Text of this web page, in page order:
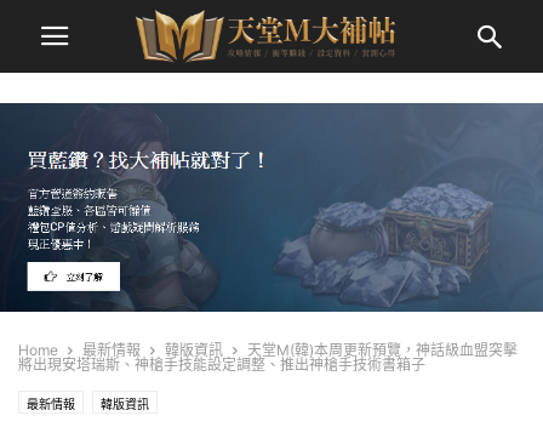
Home 最新情報 韓版資訊
天堂M(韓)本周更新預覽，神話級血盟突擊
將出現安塔瑞斯、神槍手技能設定調整、推出神槍手技術書箱子
最新情報 韓版資訊